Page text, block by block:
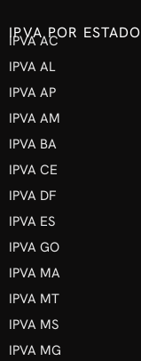
IPVA POR ESTADO
IPVA AC
IPVA AL
IPVA AP
IPVA AM
IPVA BA
IPVA CE
IPVA DF
IPVA ES
IPVA GO
IPVA MA
IPVA MT
IPVA MS
IPVA MG